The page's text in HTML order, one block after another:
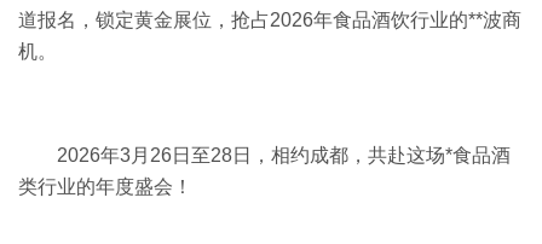
道报名，锁定黄金展位，抢占2026年食品酒饮行业的**波商
机。
2026年3月26日至28日，相约成都，共赴这场*食品酒
类行业的年度盛会！